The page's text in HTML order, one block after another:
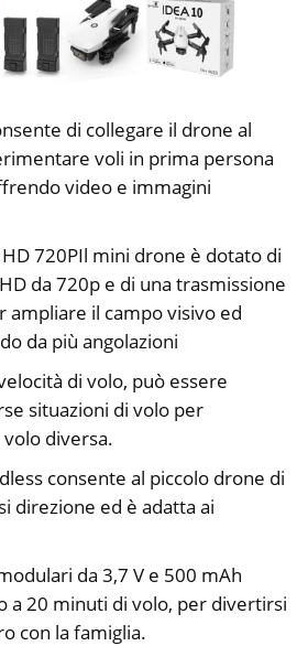
di collegare il drone al
voli in prima persona
video e immagini
720PIl mini drone è dotato di
da 720p e di una trasmissione
ampliare il campo visivo ed
da più angolazioni
di volo, può essere
situazioni di volo per
volo diversa.
consente al piccolo drone di
direzione ed è adatta ai
da 3,7 V e 500 mAh
a 20 minuti di volo, per divertirsi
con la famiglia.